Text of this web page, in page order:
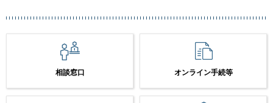
相談窓口 オンライン手続等